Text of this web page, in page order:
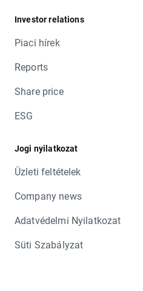
Investor relations
Piaci hírek
Reports
Share price
ESG
Jogi nyilatkozat
Üzleti feltételek
Company news
Adatvédelmi Nyilatkozat
Süti Szabályzat